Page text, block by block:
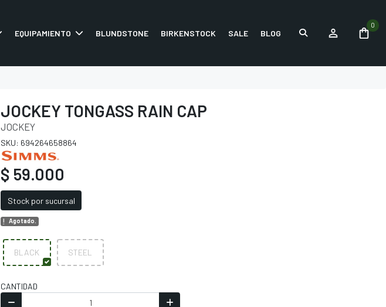
EQUIPAMIENTO BLUNDSTONE BIRKENSTOCK SALE BLOG
0
JOCKEY TONGASS RAIN CAP
JOCKEY
SKU: 694264658864
$ 59.000
Stock por sucursal
Agotado.
BLACK STEEL
CANTIDAD